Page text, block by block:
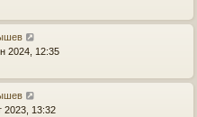
2024, 12:35
2023, 13:32